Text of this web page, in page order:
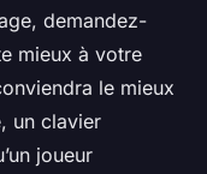
demandez-
mieux à votre
le mieux
un clavier
joueur